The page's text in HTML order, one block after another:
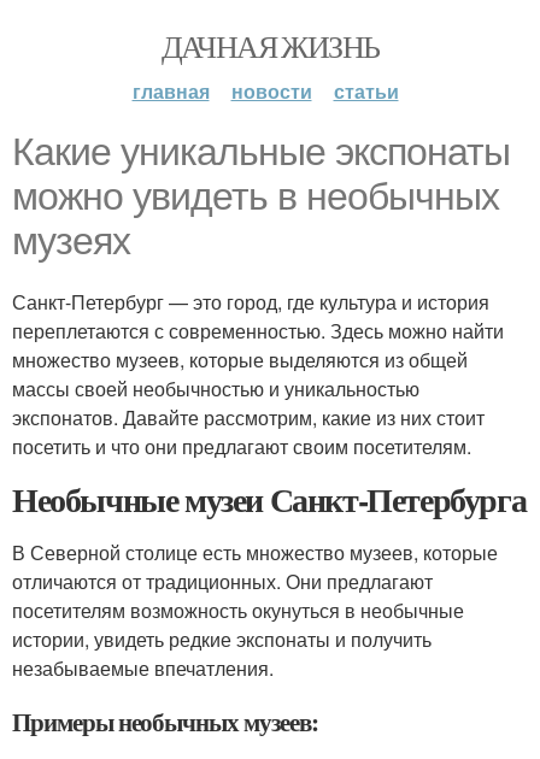
ДАЧНАЯ ЖИЗНЬ
главная новости статьи
Какие уникальные экспонаты
можно увидеть в необычных
музеях
Санкт-Петербург — это город, где культура и история
переплетаются с современностью. Здесь можно найти
множество музеев, которые выделяются из общей
массы своей необычностью и уникальностью
экспонатов. Давайте рассмотрим, какие из них стоит
посетить и что они предлагают своим посетителям.
Необычные музеи Санкт-Петербурга
В Северной столице есть множество музеев, которые
отличаются от традиционных. Они предлагают
посетителям возможность окунуться в необычные
истории, увидеть редкие экспонаты и получить
незабываемые впечатления.
Примеры необычных музеев: